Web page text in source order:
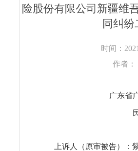
险股份有限公司新疆维
同纠
时间：
作者：
广东省
上诉人（原审被告）：